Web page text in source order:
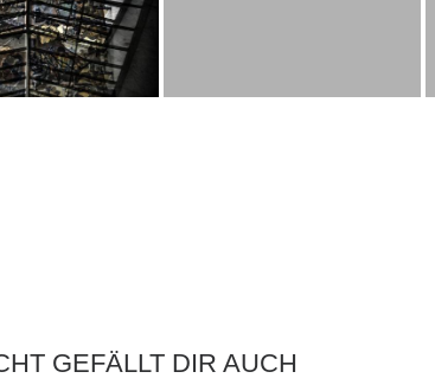
GEFÄLLT DIR AUCH